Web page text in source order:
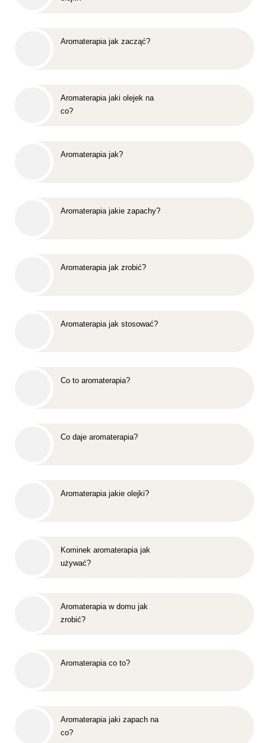
Aromaterapia jak zacząć?
Aromaterapia jaki olejek na
co?
Aromaterapia jak?
Aromaterapia jakie zapachy?
Aromaterapia jak zrobić?
Aromaterapia jak stosować?
Co to aromaterapia?
Co daje aromaterapia?
Aromaterapia jakie olejki?
Kominek aromaterapia jak
używać?
Aromaterapia w domu jak
zrobić?
Aromaterapia co to?
Aromaterapia jaki zapach na
co?